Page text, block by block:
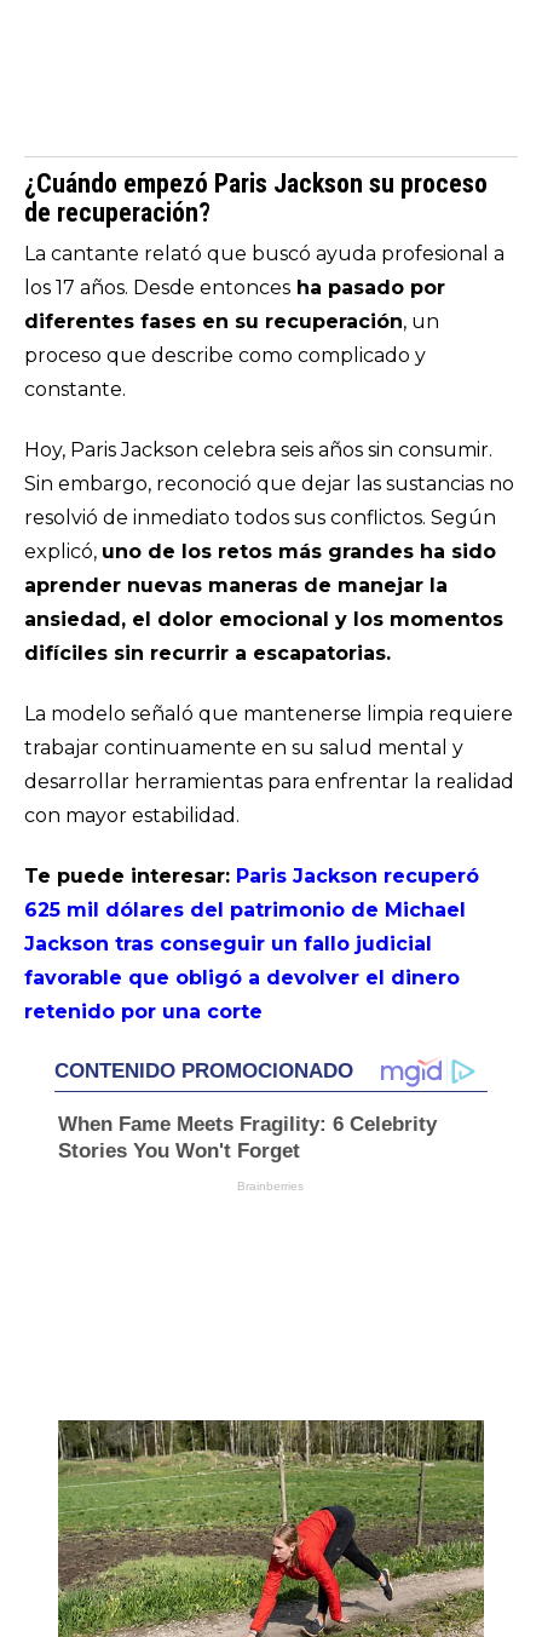
¿Cuándo empezó Paris Jackson su proceso
de recuperación?
La cantante relató que buscó ayuda profesional a
los 17 años. Desde entonces ha pasado por
diferentes fases en su recuperación, un
proceso que describe como complicado y
constante.
Hoy, Paris Jackson celebra seis años sin consumir.
Sin embargo, reconoció que dejar las sustancias no
resolvió de inmediato todos sus conflictos. Según
explicó, uno de los retos más grandes ha sido
aprender nuevas maneras de manejar la
ansiedad, el dolor emocional y los momentos
difíciles sin recurrir a escapatorias.
La modelo señaló que mantenerse limpia requiere
trabajar continuamente en su salud mental y
desarrollar herramientas para enfrentar la realidad
con mayor estabilidad.
Te puede interesar: Paris Jackson recuperó
625 mil dólares del patrimonio de Michael
Jackson tras conseguir un fallo judicial
favorable que obligó a devolver el dinero
retenido por una corte